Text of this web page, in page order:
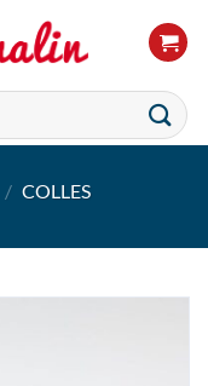
/ COLLES